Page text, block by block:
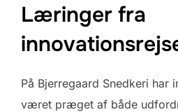
Læringer fra
På Bjerregaard Snedkeri har
været præget af både